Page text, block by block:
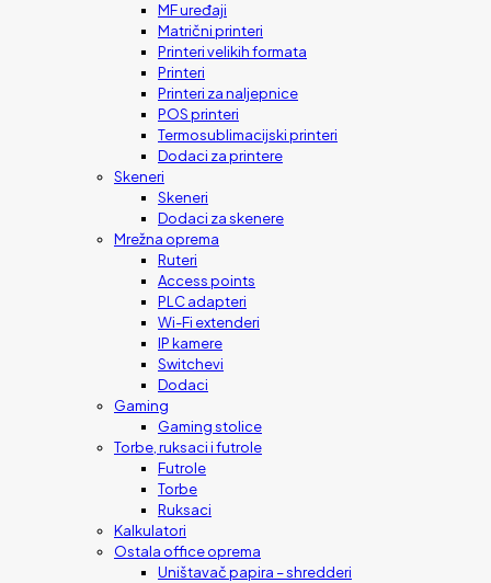
MF uređaji
Matrični printeri
Printeri velikih formata
Printeri
Printeri za naljepnice
POS printeri
Termosublimacijski printeri
Dodaci za printere
Skeneri
Skeneri
Dodaci za skenere
Mrežna oprema
Ruteri
Access points
PLC adapteri
Wi-Fi extenderi
IP kamere
Switchevi
Dodaci
Gaming
Gaming stolice
Torbe, ruksaci i futrole
Futrole
Torbe
Ruksaci
Kalkulatori
Ostala office oprema
Uništavač papira – shredderi